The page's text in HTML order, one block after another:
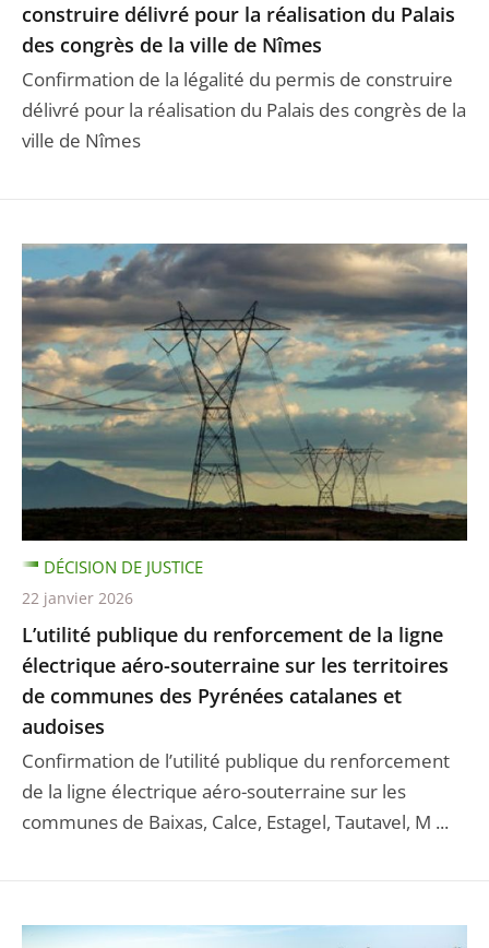
construire délivré pour la réalisation du Palais
des congrès de la ville de Nîmes
Confirmation de la légalité du permis de construire
délivré pour la réalisation du Palais des congrès de la
ville de Nîmes
L’utilité publique du renforcement de la ligne
électrique aéro-souterraine sur les territoires
de communes des Pyrénées catalanes et
audoises
Confirmation de l’utilité publique du renforcement
de la ligne électrique aéro-souterraine sur les
communes de Baixas, Calce, Estagel, Tautavel, M ...
DÉCISION DE JUSTICE
22 janvier 2026